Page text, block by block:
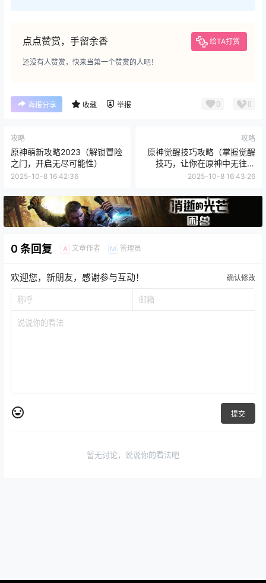
点点赞赏，手留余香 给TA打赏
还没有人赞赏，快来当第一个赞赏的人吧！
海报分享 收藏 举报 0 0
攻略
原神萌新攻略2023（解锁冒险
之门，开启无尽可能性）
2025-10-8 16:42:36
攻略
原神觉醒技巧攻略（掌握觉醒
技巧，让你在原神中无往不
胜！）
2025-10-8 16:43:26
0 条回复 A 文章作者 M 管理员
欢迎您，新朋友，感谢参与互动！ 确认修改
提交
暂无讨论，说说你的看法吧